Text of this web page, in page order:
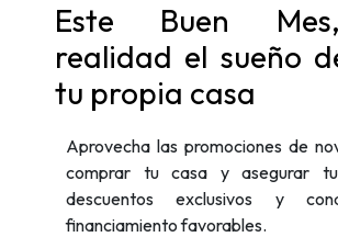
Este Buen
realidad el sueño
tu propia casa
Aprovecha las promociones de
comprar tu casa y asegurar
descuentos exclusivos y
financiamiento favorables.